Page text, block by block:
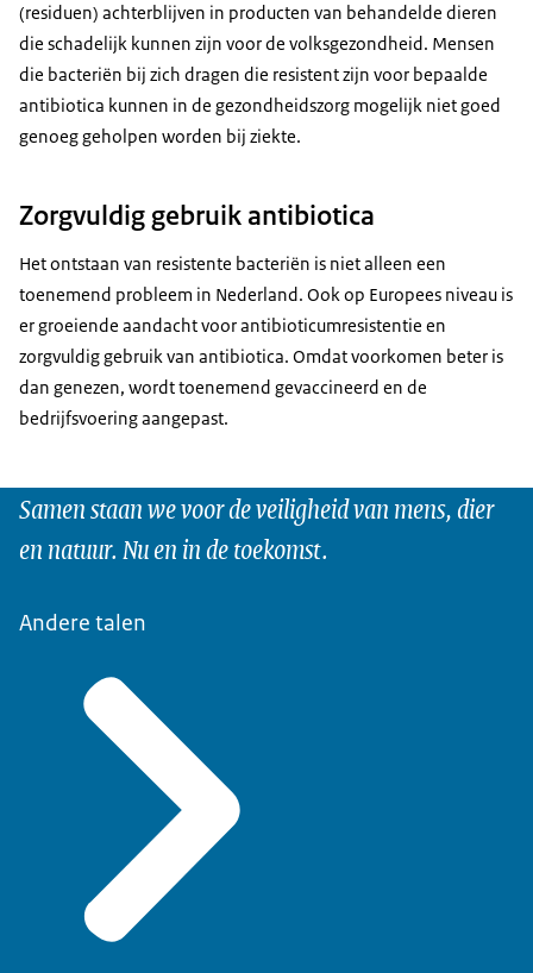
(residuen) achterblijven in producten van behandelde dieren
die schadelijk kunnen zijn voor de volksgezondheid. Mensen
die bacteriën bij zich dragen die resistent zijn voor bepaalde
antibiotica kunnen in de gezondheidszorg mogelijk niet goed
genoeg geholpen worden bij ziekte.
Zorgvuldig gebruik antibiotica
Het ontstaan van resistente bacteriën is niet alleen een
toenemend probleem in Nederland. Ook op Europees niveau is
er groeiende aandacht voor antibioticumresistentie en
zorgvuldig gebruik van antibiotica. Omdat voorkomen beter is
dan genezen, wordt toenemend gevaccineerd en de
bedrijfsvoering aangepast.
Samen staan we voor de veiligheid van mens, dier
en natuur. Nu en in de toekomst.
Andere talen